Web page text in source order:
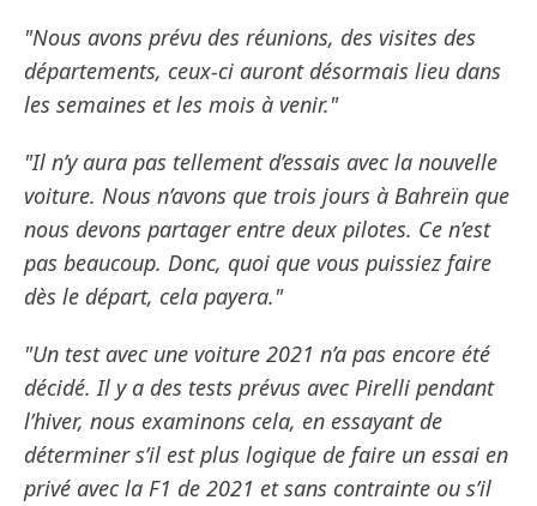
"Nous avons prévu des réunions, des visites des
départements, ceux-ci auront désormais lieu dans
les semaines et les mois à venir."
"Il n’y aura pas tellement d’essais avec la nouvelle
voiture. Nous n’avons que trois jours à Bahreïn que
nous devons partager entre deux pilotes. Ce n’est
pas beaucoup. Donc, quoi que vous puissiez faire
dès le départ, cela payera."
"Un test avec une voiture 2021 n’a pas encore été
décidé. Il y a des tests prévus avec Pirelli pendant
l’hiver, nous examinons cela, en essayant de
déterminer s’il est plus logique de faire un essai en
privé avec la F1 de 2021 et sans contrainte ou s’il